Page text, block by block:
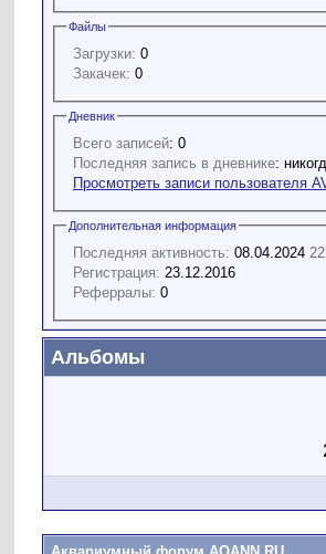
Файлы
Загрузки: 0
Закачек: 0
Дневник
Всего записей: 0
Последняя запись в дневнике :
Просмотреть записи пользователя
Дополнительная информация
Последняя активность: 08.04.2024
Регистрация: 23.12.2016
Реферралы: 0
Альбомы